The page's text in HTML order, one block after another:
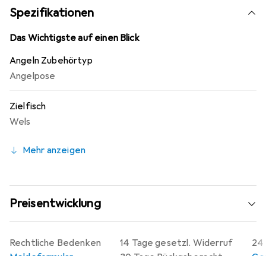
Spezifikationen
Das Wichtigste auf einen Blick
Angeln Zubehörtyp
Angelpose
Zielfisch
Wels
Mehr anzeigen
Preisentwicklung
14 Tage gesetzl. Widerruf
24
Rechtliche Bedenken